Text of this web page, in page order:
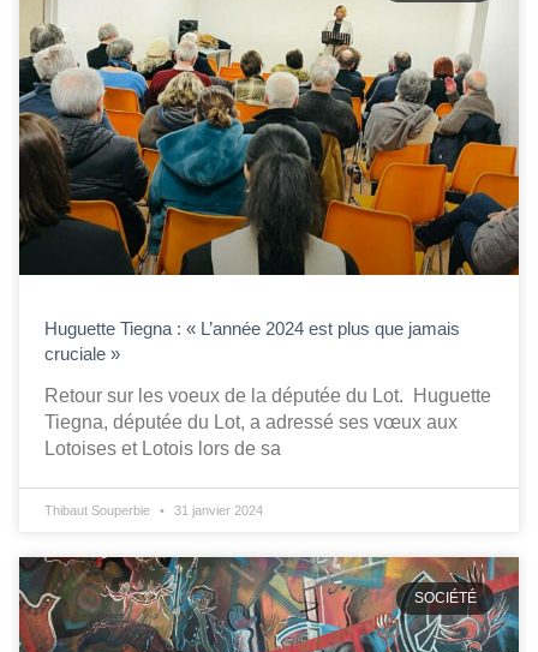
Huguette Tiegna : « L’année 2024 est plus que jamais
cruciale »
Retour sur les voeux de la députée du Lot. Huguette
Tiegna, députée du Lot, a adressé ses vœux aux
Lotoises et Lotois lors de sa
Thibaut Souperbie 31 janvier 2024
SOCIÉTÉ